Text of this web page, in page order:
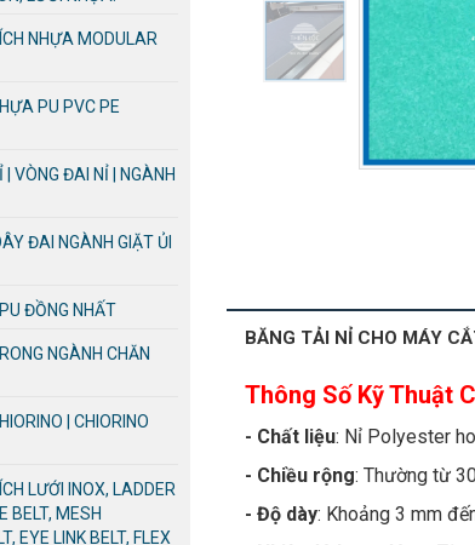
NHỰA MODULAR
PU PVC PE
| VÒNG ĐAI NỈ | NGÀNH
ĐAI NGÀNH GIẶT ỦI
ĐỒNG NHẤT
NGÀNH CHĂN
| CHIORINO
LƯỚI INOX, LADDER
BELT, MESH
EYE LINK BELT, FLEX
BĂNG TẢI NỈ CHO MÁY
Thông Số Kỹ Thuật
- Chất liệu: Nỉ Polyester
- Chiều rộng: Thường từ
- Độ dày: Khoảng 3 mm